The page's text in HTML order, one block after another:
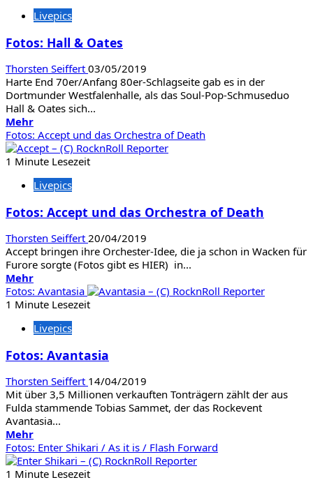
The
Maidens
Red’s
Cool
Livepics
Fotos: Hall & Oates
Thorsten Seiffert 03/05/2019
Harte End 70er/Anfang 80er-Schlagseite gab es in der
Dortmunder Westfalenhalle, als das Soul-Pop-Schmuseduo
Hall & Oates sich...
MehrMehr
Informationen
über
Fotos:
&
Fotos: Accept und das Orchestra of Death
1 Minute Lesezeit
Livepics
Fotos: Accept und das Orchestra of Death
Thorsten Seiffert 20/04/2019
Accept bringen ihre Orchester-Idee, die ja schon in Wacken für
Furore sorgte (Fotos gibt es HIER) in...
MehrMehr
Informationen
über
Accept
das
of
Death
Fotos: Avantasia
1 Minute Lesezeit
Livepics
Fotos: Avantasia
Thorsten Seiffert 14/04/2019
Mit über 3,5 Millionen verkauften Tonträgern zählt der aus
Fulda stammende Tobias Sammet, der das Rockevent
Avantasia...
MehrMehr
Informationen
über
Fotos:
Fotos: Enter Shikari / As it is / Flash Forward
1 Minute Lesezeit